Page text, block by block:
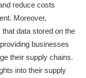
reduce costs
Moreover,
data stored on the
businesses
their supply chains.
into their supply